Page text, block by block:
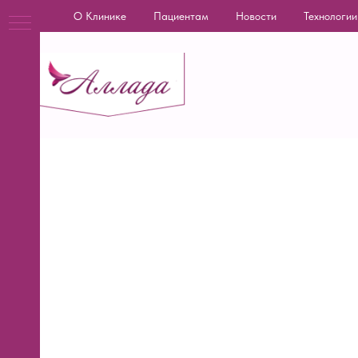
О Клинике Пациентам Новости Технологии